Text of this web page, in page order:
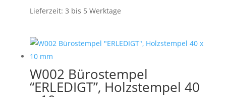
Lieferzeit: 3 bis 5 Werktage
W002 Bürostempel
“ERLEDIGT”, Holzstempel 40